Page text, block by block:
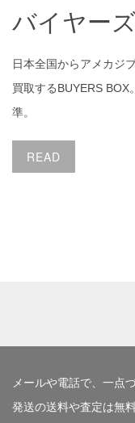
バイヤー
日本全国からアメカジ
買取するBUYERS
準。
READ
メールや電話で、一点
発送の送料や査定は無